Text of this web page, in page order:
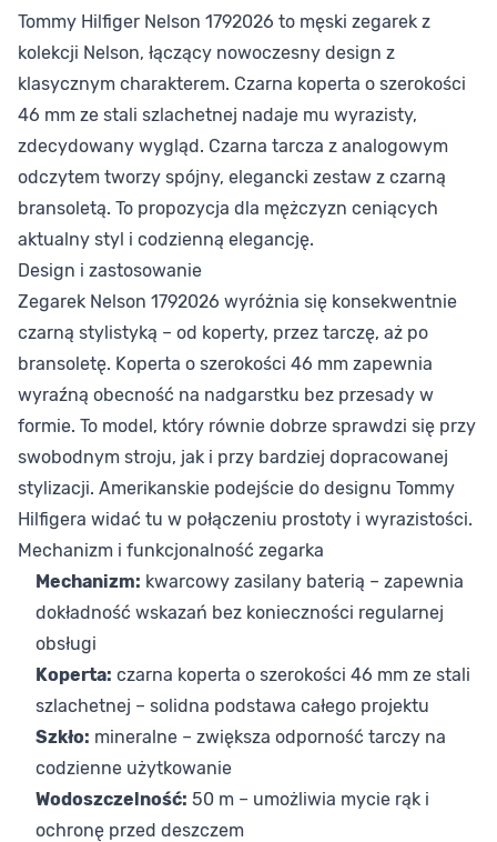
Tommy Hilfiger Nelson 1792026 to męski zegarek z
kolekcji Nelson, łączący nowoczesny design z
klasycznym charakterem. Czarna koperta o szerokości
46 mm ze stali szlachetnej nadaje mu wyrazisty,
zdecydowany wygląd. Czarna tarcza z analogowym
odczytem tworzy spójny, elegancki zestaw z czarną
bransoletą. To propozycja dla mężczyzn ceniących
aktualny styl i codzienną elegancję.
Design i zastosowanie
Zegarek Nelson 1792026 wyróżnia się konsekwentnie
czarną stylistyką – od koperty, przez tarczę, aż po
bransoletę. Koperta o szerokości 46 mm zapewnia
wyraźną obecność na nadgarstku bez przesady w
formie. To model, który równie dobrze sprawdzi się przy
swobodnym stroju, jak i przy bardziej dopracowanej
stylizacji. Amerikanskie podejście do designu Tommy
Hilfigera widać tu w połączeniu prostoty i wyrazistości.
Mechanizm i funkcjonalność zegarka
Mechanizm: kwarcowy zasilany baterią – zapewnia
dokładność wskazań bez konieczności regularnej
obsługi
Koperta: czarna koperta o szerokości 46 mm ze stali
szlachetnej – solidna podstawa całego projektu
Szkło: mineralne – zwiększa odporność tarczy na
codzienne użytkowanie
Wodoszczelność: 50 m – umożliwia mycie rąk i
ochronę przed deszczem